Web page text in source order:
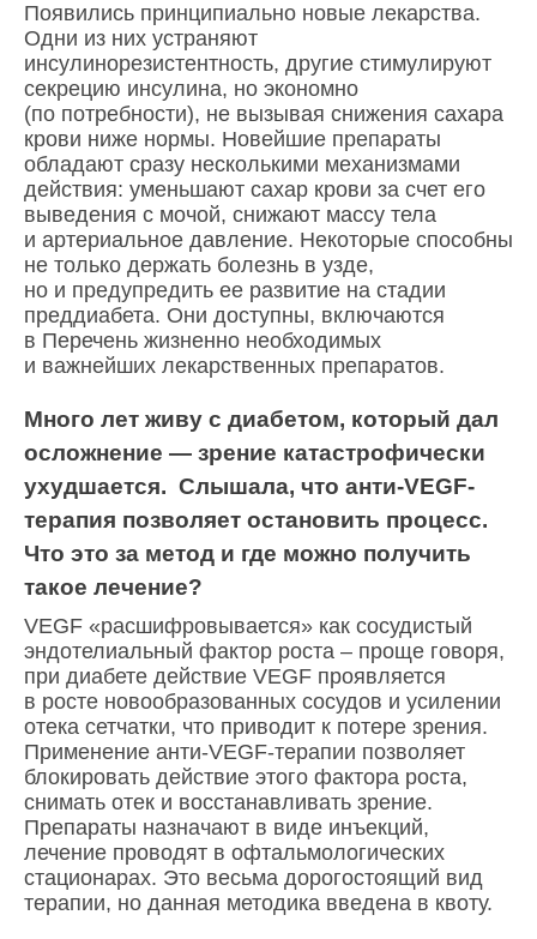
Появились принципиально новые лекарства.
Одни из них устраняют
инсулинорезистентность, другие стимулируют
секрецию инсулина, но экономно
(по потребности), не вызывая снижения сахара
крови ниже нормы. Новейшие препараты
обладают сразу несколькими механизмами
действия: уменьшают сахар крови за счет его
выведения с мочой, снижают массу тела
и артериальное давление. Некоторые способны
не только держать болезнь в узде,
но и предупредить ее развитие на стадии
преддиабета. Они доступны, включаются
в Перечень жизненно необходимых
и важнейших лекарственных препаратов.
Много лет живу с диабетом, который дал
осложнение — зрение катастрофически
ухудшается. Слышала, что анти-VEGF-
терапия позволяет остановить процесс.
Что это за метод и где можно получить
такое лечение?
VEGF «расшифровывается» как сосудистый
эндотелиальный фактор роста – проще говоря,
при диабете действие VEGF проявляется
в росте новообразованных сосудов и усилении
отека сетчатки, что приводит к потере зрения.
Применение анти-VEGF-терапии позволяет
блокировать действие этого фактора роста,
снимать отек и восстанавливать зрение.
Препараты назначают в виде инъекций,
лечение проводят в офтальмологических
стационарах. Это весьма дорогостоящий вид
терапии, но данная методика введена в квоту.